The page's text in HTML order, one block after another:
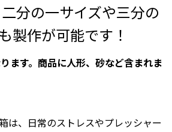
分の一サイズや三分の
製作が可能です！
ます。商品に人形、砂など含まれま
は、日常のストレスやプレッシャー